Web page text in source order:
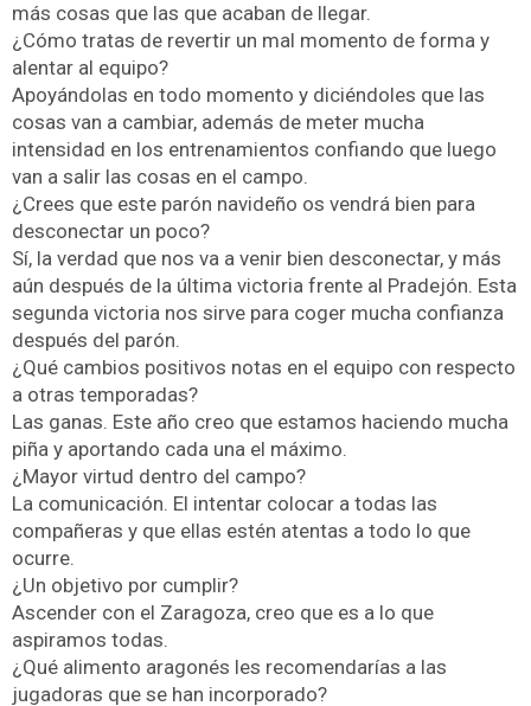
más cosas que las que acaban de llegar.
¿Cómo tratas de revertir un mal momento de forma y
alentar al equipo?
Apoyándolas en todo momento y diciéndoles que las
cosas van a cambiar, además de meter mucha
intensidad en los entrenamientos confiando que luego
van a salir las cosas en el campo.
¿Crees que este parón navideño os vendrá bien para
desconectar un poco?
Sí, la verdad que nos va a venir bien desconectar, y más
aún después de la última victoria frente al Pradejón. Esta
segunda victoria nos sirve para coger mucha confianza
después del parón.
¿Qué cambios positivos notas en el equipo con respecto
a otras temporadas?
Las ganas. Este año creo que estamos haciendo mucha
piña y aportando cada una el máximo.
¿Mayor virtud dentro del campo?
La comunicación. El intentar colocar a todas las
compañeras y que ellas estén atentas a todo lo que
ocurre.
¿Un objetivo por cumplir?
Ascender con el Zaragoza, creo que es a lo que
aspiramos todas.
¿Qué alimento aragonés les recomendarías a las
jugadoras que se han incorporado?